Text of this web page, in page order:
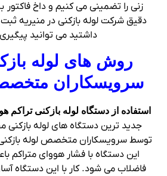
زنی را تضمینی می کنیم و داخ
دقیق شرکت لوله بازکنی در منیریه
داشتید می توانید
روش های لوله
سرویسکاران
استفاده از دستگاه لوله بازکنی تراکم
جدید ترین دستگاه های لوله
توسط سرویسکاران متخصص لوله
این دستگاه با فشار هووای متراکم
فاضلاب می شود. کار با این دستگاه